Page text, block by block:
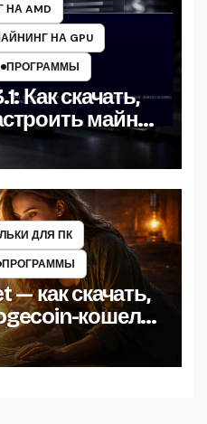
AMD
НА GPU
ПРОГРАММЫ
Как скачать,
майнер
ДЛЯ ПК
ПРОГРАММЫ
как скачать,
кошелёк